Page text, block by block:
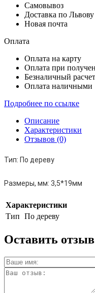
Самовывоз
Доставка по
Новая почта
Оплата
Оплата на карту
Оплата при
Безналичный расчет
Оплата наличными
Подробнее по ссылке
Описание
Характеристики
Отзывов (0)
Тип: По дереву
Размеры, мм: 3,5*19мм
Характеристики
Тип По дереву
Оставить отзыв